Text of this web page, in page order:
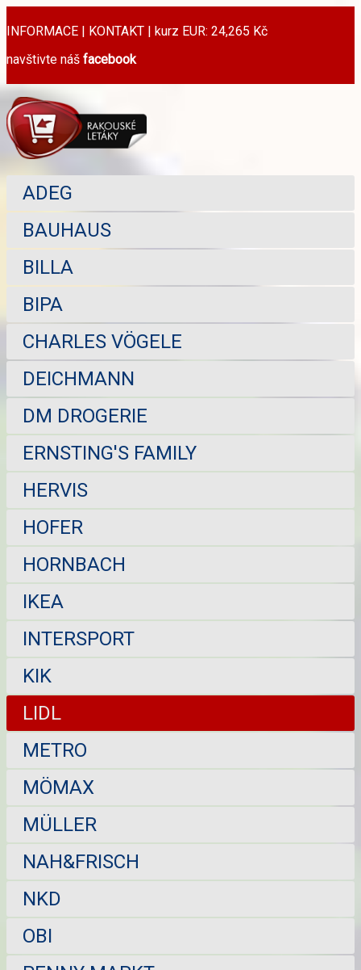
INFORMACE | KONTAKT | kurz EUR: 24,265 Kč
navštivte náš facebook
ADEG
BAUHAUS
BILLA
BIPA
CHARLES VÖGELE
DEICHMANN
DM DROGERIE
ERNSTING'S FAMILY
HERVIS
HOFER
HORNBACH
IKEA
INTERSPORT
KIK
LIDL
METRO
MÖMAX
MÜLLER
NAH&FRISCH
NKD
OBI